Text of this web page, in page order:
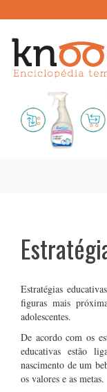
Estratégias
figuras mais
adolescentes.
De acordo com os
educativas estão
nascimento de um
os valores e as metas.